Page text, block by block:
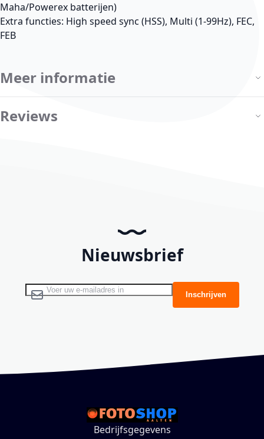
Maha/Powerex batterijen)
Extra functies: High speed sync (HSS), Multi (1-99Hz), FEC,
FEB
Meer informatie
Reviews
Nieuwsbrief
Abonneer u op onze nieuwsbrief Inschrijven
Bedrijfsgegevens